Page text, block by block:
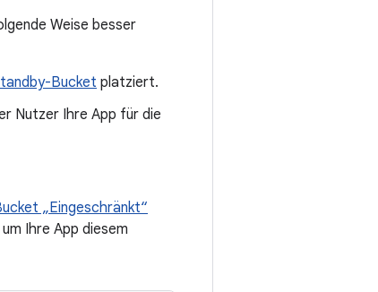
Weise besser
Bucket platziert.
Nutzer Ihre App für die
„Eingeschränkt“
Ihre App diesem